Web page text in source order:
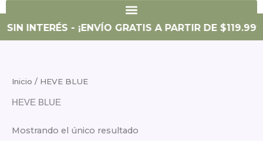
SIN INTERÉS - ¡ENVÍO GRATIS A PARTIR DE
Inicio / HEVE BLUE
HEVE BLUE
Mostrando el único resultado